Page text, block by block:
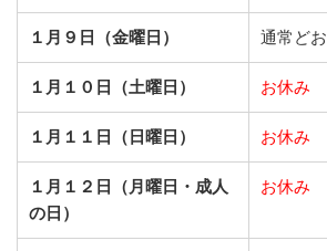
１月９日（金曜日） 通常ど
１月１０日（土曜日） お休み
１月１１日（日曜日） お休み
１月１２日（月曜日・成人
の日）
お休み